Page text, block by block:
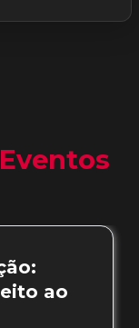
Eventos
ao